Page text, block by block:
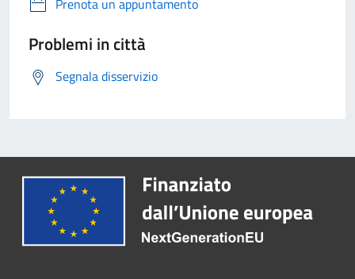
Prenota un appuntamento
Problemi in città
Segnala disservizio